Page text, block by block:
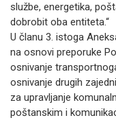
službe, energetika,
dobrobit oba entiteta.“
U članu 3. istoga
na osnovi preporuke
osnivanje
osnivanje drugih
za upravljanje
poštanskim i